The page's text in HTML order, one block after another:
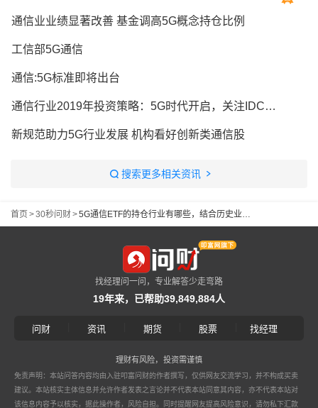
通信业业绩显著改善 基金调高5G概念持仓比例
工信部5G通信
通信:5G标准即将出台
通信行业2019年投资策略：5G时代开启，关注IDC行业投资机会
新规范助力5G行业发展 机构看好创新类通信股
搜索更多相关资讯
首页 >30秒问财> 5G通信ETF的持仓行业有哪些，结合历史业绩，当下是否可以购买？
找经理问一问，专业解答少走弯路
19年来，已帮助39,849,884人
问财 资讯 期货 股票 找经理
理财有风险，投资需谨慎
免责声明：本站问答内容均由入驻叩富问财的作者撰写，仅供网友交流学习，并不构成买卖
建议。本站核实主体信息并允许作者发表之言论并不代表本站同意其内容，亦不代表本站对
该信息内容予以核实，据此操作者，风险自担。同时提醒网友提高风险意识，请勿私下汇款